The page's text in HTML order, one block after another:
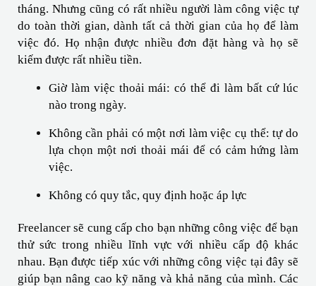
tháng. Nhưng cũng có rất nhiều người làm công việc tự
do toàn thời gian, dành tất cả thời gian của họ để làm
việc đó. Họ nhận được nhiều đơn đặt hàng và họ sẽ
kiếm được rất nhiều tiền.
Giờ làm việc thoải mái: có thể đi làm bất cứ lúc
nào trong ngày.
Không cần phải có một nơi làm việc cụ thể: tự do
lựa chọn một nơi thoải mái để có cảm hứng làm
việc.
Không có quy tắc, quy định hoặc áp lực
Freelancer sẽ cung cấp cho bạn những công việc để bạn
thử sức trong nhiều lĩnh vực với nhiều cấp độ khác
nhau. Bạn được tiếp xúc với những công việc tại đây sẽ
giúp bạn nâng cao kỹ năng và khả năng của mình. Các